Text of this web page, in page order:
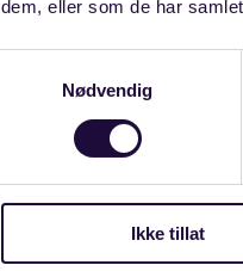
dem, eller som de har
Nødvendig
Ikke tillat
Har dette
Hvordan står
kunnskap om
samt
media de